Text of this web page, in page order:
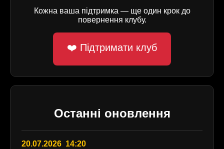
Кожна ваша підтримка — ще один крок до
повернення клубу.
❤️ Підтримати клуб
Останні оновлення
20.07.2026 14:20